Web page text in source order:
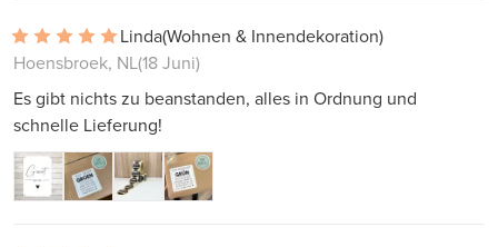
Linda(Wohnen & Innendekoration)
Hoensbroek, NL(18 Juni)
Es gibt nichts zu beanstanden, alles in Ordnung und
schnelle Lieferung!